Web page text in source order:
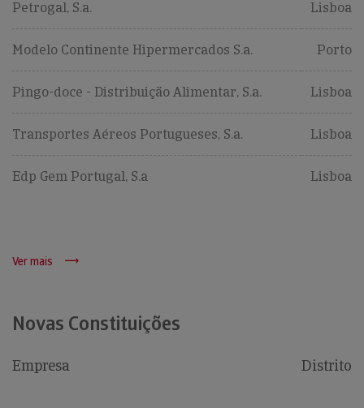
Petrogal, S.a. Lisboa
Modelo Continente Hipermercados S.a. Porto
Pingo-doce - Distribuição Alimentar, S.a. Lisboa
Transportes Aéreos Portugueses, S.a. Lisboa
Edp Gem Portugal, S.a Lisboa
Ver mais
Novas Constituições
Empresa Distrito